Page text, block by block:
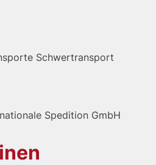
Spedition GmbH